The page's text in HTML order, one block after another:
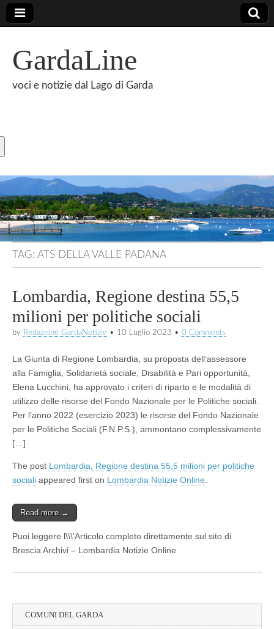
GardaLine
voci e notizie dal Lago di Garda
TAG: ATS DELLA VALLE PADANA
Lombardia, Regione destina 55,5
milioni per politiche sociali
by Redazione GardaNotizie • 10 Luglio 2023 • 0 Comments
La Giunta di Regione Lombardia, su proposta dell’assessore
alla Famiglia, Solidarietà sociale, Disabilità e Pari opportunità,
Elena Lucchini, ha approvato i criteri di riparto e le modalità di
utilizzo delle risorse del Fondo Nazionale per le Politiche sociali.
Per l’anno 2022 (esercizio 2023) le risorse del Fondo Nazionale
per le Politiche Sociali (F.N.P.S.), ammontano complessivamente
[…]
The post Lombardia, Regione destina 55,5 milioni per politiche
sociali appeared first on Lombardia Notizie Online
Read more →
Puoi leggere l\\\’Articolo completo direttamente sul sito di
Brescia Archivi – Lombardia Notizie Online
COMUNI DEL GARDA